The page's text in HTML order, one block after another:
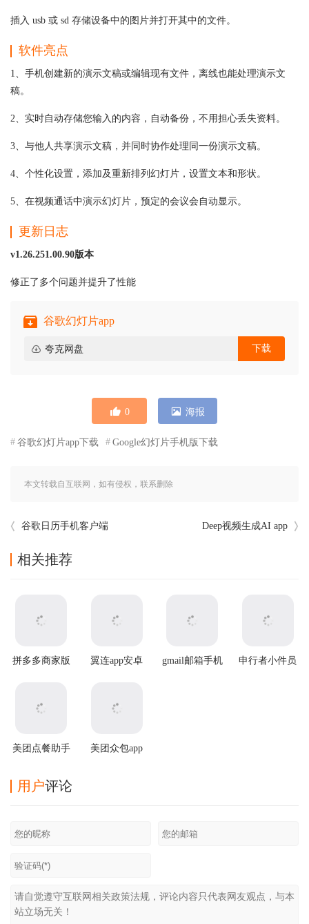
插入 usb 或 sd 存储设备中的图片并打开其中的文件。
软件亮点
1、手机创建新的演示文稿或编辑现有文件，离线也能处理演示文
稿。
2、实时自动存储您输入的内容，自动备份，不用担心丢失资料。
3、与他人共享演示文稿，并同时协作处理同一份演示文稿。
4、个性化设置，添加及重新排列幻灯片，设置文本和形状。
5、在视频通话中演示幻灯片，预定的会议会自动显示。
更新日志
v1.26.251.00.90版本
修正了多个问题并提升了性能
谷歌幻灯片app
夸克网盘 下载
0 海报
谷歌幻灯片app下载 Google幻灯片手机版下载
本文转载自互联网，如有侵权，联系删除
谷歌日历手机客户端 Deep视频生成AI app
相关推荐
拼多多商家版
翼连app安卓
gmail邮箱手机
申行者小件员
美团点餐助手
美团众包app
用户评论